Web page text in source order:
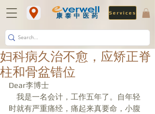
Services
​康泰中医药
妇科病久治不愈，应矫正脊
柱和骨盆错位
Dear李博士
时就有严重痛经，痛起来真要命，小腹